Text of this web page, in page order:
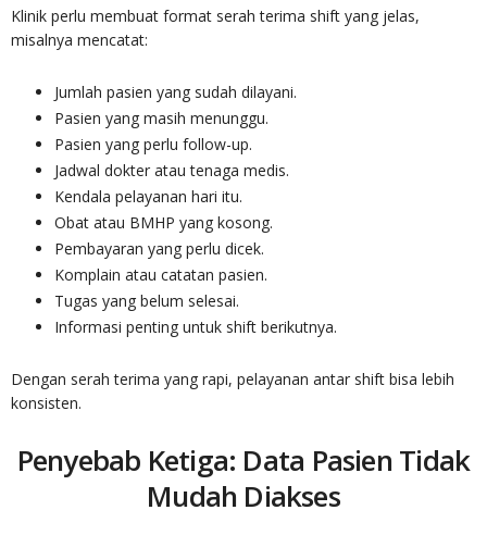
Klinik perlu membuat format serah terima shift yang jelas,
misalnya mencatat:
Jumlah pasien yang sudah dilayani.
Pasien yang masih menunggu.
Pasien yang perlu follow-up.
Jadwal dokter atau tenaga medis.
Kendala pelayanan hari itu.
Obat atau BMHP yang kosong.
Pembayaran yang perlu dicek.
Komplain atau catatan pasien.
Tugas yang belum selesai.
Informasi penting untuk shift berikutnya.
Dengan serah terima yang rapi, pelayanan antar shift bisa lebih
konsisten.
Penyebab Ketiga: Data Pasien Tidak
Mudah Diakses